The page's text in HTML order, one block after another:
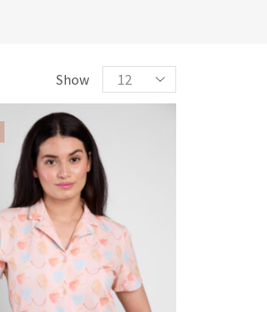
Show